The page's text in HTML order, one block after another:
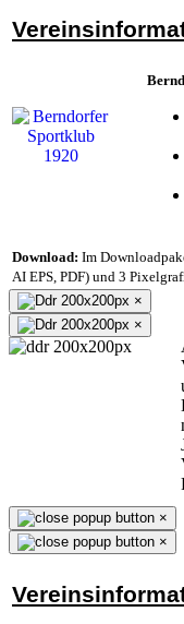
Download: Im
AI EPS, PDF) und 3
×
×
×
×